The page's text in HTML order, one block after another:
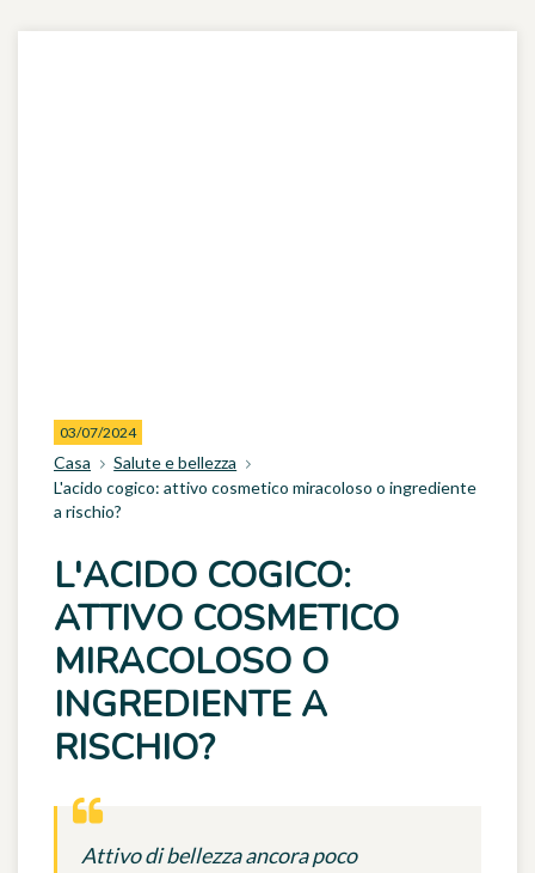
03/07/2024
Casa
Salute e bellezza
L'acido cogico: attivo cosmetico miracoloso o ingrediente
a rischio?
L'ACIDO COGICO:
ATTIVO COSMETICO
MIRACOLOSO O
INGREDIENTE A
RISCHIO?
Attivo di bellezza ancora poco